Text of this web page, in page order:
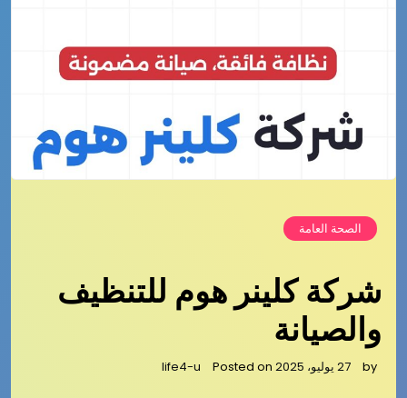
الصحة العامة
شركة كلينر هوم للتنظيف
والصيانة
Posted on 27 يوليو، 2025 by
life4-u